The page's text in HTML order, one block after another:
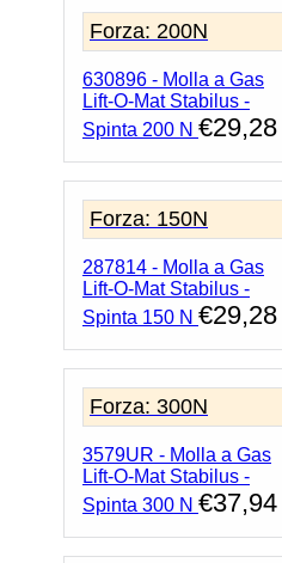
Forza: 200N
630896 - Molla a Gas
Lift-O-Mat Stabilus -
Spinta 200 N €29,28
Forza: 150N
287814 - Molla a Gas
Lift-O-Mat Stabilus -
Spinta 150 N €29,28
Forza: 300N
3579UR - Molla a Gas
Lift-O-Mat Stabilus -
Spinta 300 N €37,94